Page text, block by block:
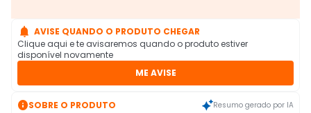
 AVISE QUANDO O PRODUTO CHEGAR
Clique aqui e te avisaremos quando o produto estiver
disponível novamente
ME AVISE
SOBRE O PRODUTO Resumo gerado por IA